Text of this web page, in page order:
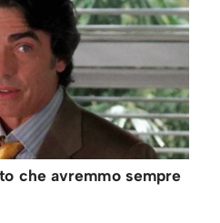
che avremmo sempre